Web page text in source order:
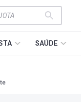
SAÚDE